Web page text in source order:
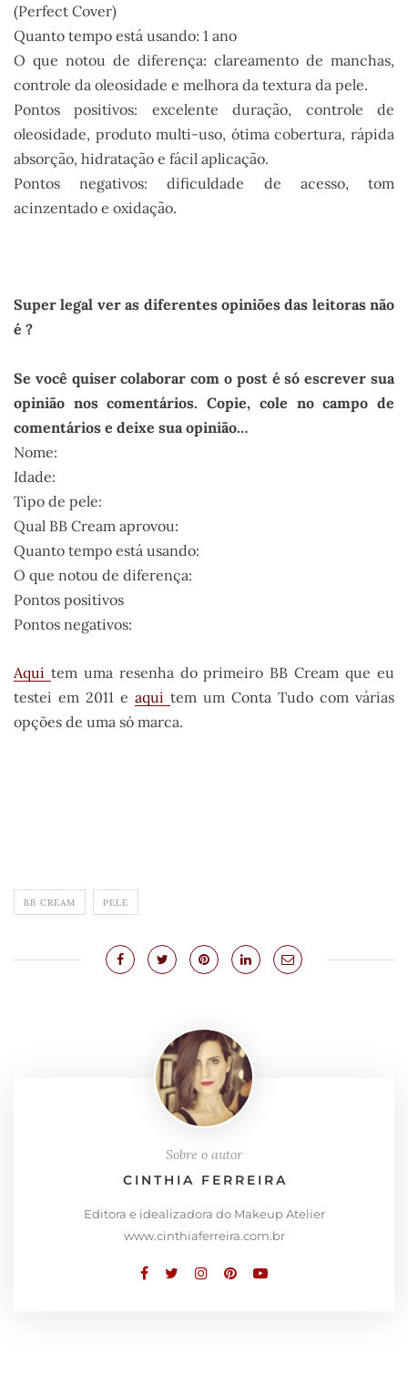
(Perfect Cover)
Quanto tempo está usando: 1 ano
O que notou de diferença: clareamento de manchas,
controle da oleosidade e melhora da textura da pele.
Pontos positivos: excelente duração, controle de
oleosidade, produto multi-uso, ótima cobertura, rápida
absorção, hidratação e fácil aplicação.
Pontos negativos: dificuldade de acesso, tom
acinzentado e oxidação.
Super legal ver as diferentes opiniões das leitoras não
é ?
Se você quiser colaborar com o post é só escrever sua
opinião nos comentários. Copie, cole no campo de
comentários e deixe sua opinião…
Nome:
Idade:
Tipo de pele:
Qual BB Cream aprovou:
Quanto tempo está usando:
O que notou de diferença:
Pontos positivos
Pontos negativos:
Aqui tem uma resenha do primeiro BB Cream que eu
testei em 2011 e aqui tem um Conta Tudo com várias
opções de uma só marca.
BB CREAM PELE
Sobre o autor
CINTHIA FERREIRA
Editora e idealizadora do Makeup Atelier
www.cinthiaferreira.com.br